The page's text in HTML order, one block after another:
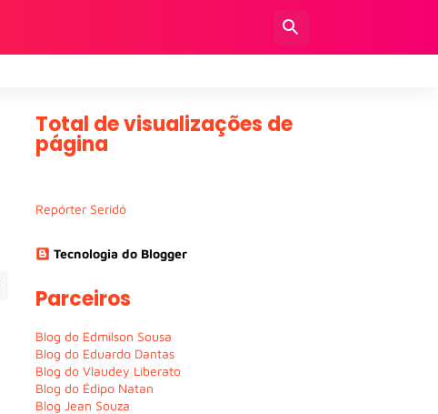
Total de visualizações de
página
Repórter Seridó
Tecnologia do Blogger
Parceiros
Blog do Edmilson Sousa
Blog do Eduardo Dantas
Blog do Vlaudey Liberato
Blog do Édipo Natan
Blog Jean Souza